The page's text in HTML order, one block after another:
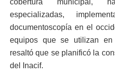
especializadas,
documentoscopía en el
equipos que se utilizan en
resaltó que se planificó la
del Inacif.